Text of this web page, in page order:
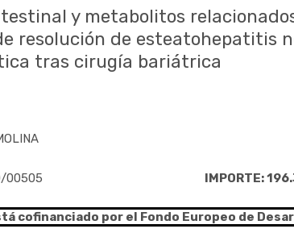
y metabolitos
resolución de esteatohepatitis
tras cirugía bariátrica
00505 IMPORTE:
cofinanciado por el Fondo Europeo de